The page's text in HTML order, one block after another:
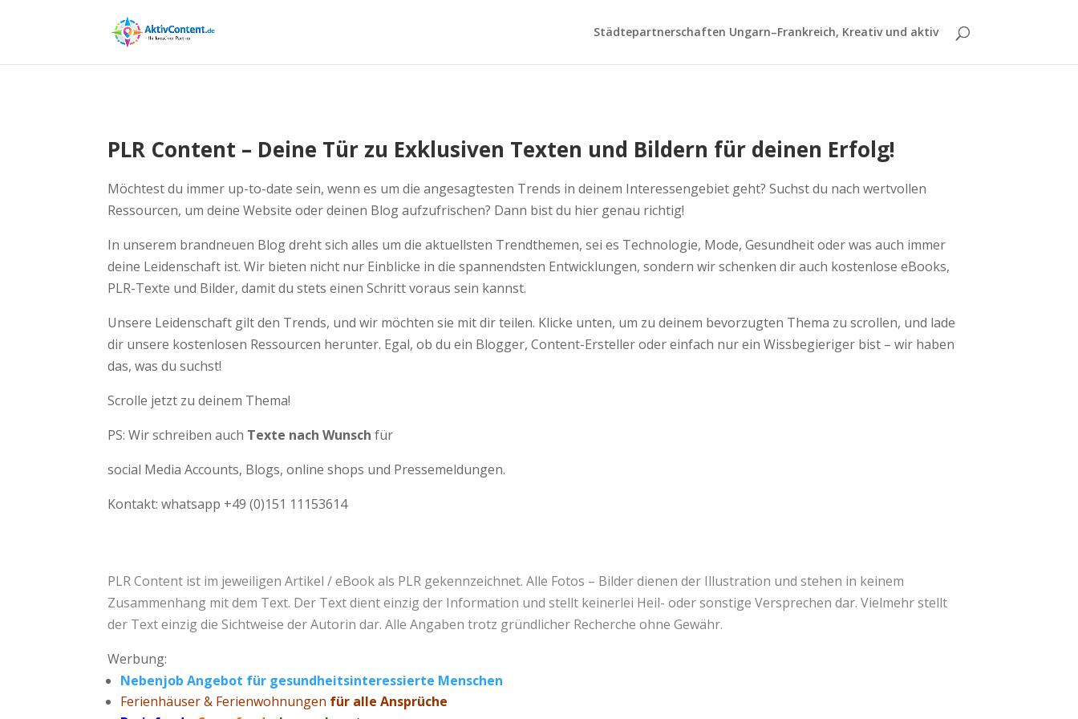
Städtepartnerschaften Ungarn–Frankreich, Kreativ und aktiv
PLR Content – Deine Tür zu Exklusiven Texten und Bildern für deinen Erfolg!
Möchtest du immer up-to-date sein, wenn es um die angesagtesten Trends in deinem Interessengebiet geht? Suchst du nach wertvollen
Ressourcen, um deine Website oder deinen Blog aufzufrischen? Dann bist du hier genau richtig!
In unserem brandneuen Blog dreht sich alles um die aktuellsten Trendthemen, sei es Technologie, Mode, Gesundheit oder was auch immer
deine Leidenschaft ist. Wir bieten nicht nur Einblicke in die spannendsten Entwicklungen, sondern wir schenken dir auch kostenlose eBooks,
PLR-Texte und Bilder, damit du stets einen Schritt voraus sein kannst.
Unsere Leidenschaft gilt den Trends, und wir möchten sie mit dir teilen. Klicke unten, um zu deinem bevorzugten Thema zu scrollen, und lade
dir unsere kostenlosen Ressourcen herunter. Egal, ob du ein Blogger, Content-Ersteller oder einfach nur ein Wissbegieriger bist – wir haben
das, was du suchst!
Scrolle jetzt zu deinem Thema!
PS: Wir schreiben auch Texte nach Wunsch für
social Media Accounts, Blogs, online shops und Pressemeldungen.
Kontakt: whatsapp +49 (0)151 11153614
PLR Content ist im jeweiligen Artikel / eBook als PLR gekennzeichnet. Alle Fotos – Bilder dienen der Illustration und stehen in keinem
Zusammenhang mit dem Text. Der Text dient einzig der Information und stellt keinerlei Heil- oder sonstige Versprechen dar. Vielmehr stellt
der Text einzig die Sichtweise der Autorin dar. Alle Angaben trotz gründlicher Recherche ohne Gewähr.
Werbung:
Nebenjob Angebot für gesundheitsinteressierte Menschen
Ferienhäuser & Ferienwohnungen für alle Ansprüche